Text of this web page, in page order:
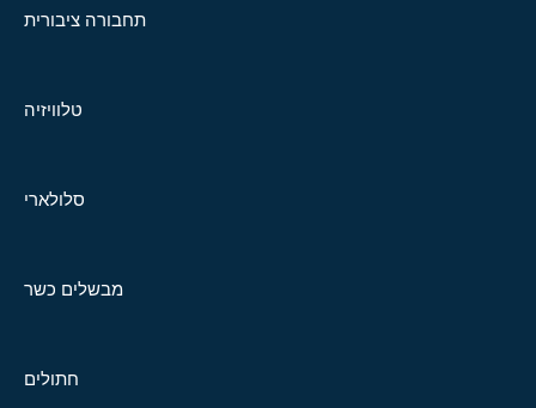
תחבורה ציבורית
טלוויזיה
סלולארי
מבשלים כשר
חתולים